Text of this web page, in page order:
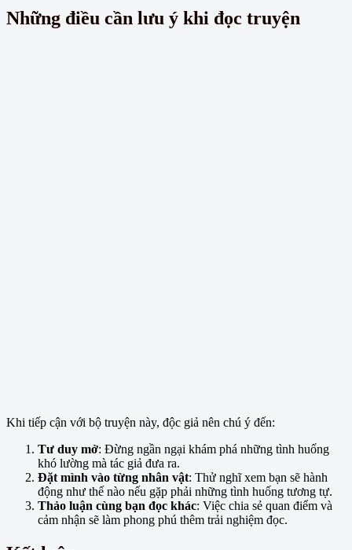
Những điều cần lưu ý khi đọc truyện
Khi tiếp cận với bộ truyện này, độc giả nên chú ý đến:
Tư duy mở: Đừng ngần ngại khám phá những tình huống
khó lường mà tác giả đưa ra.
Đặt mình vào từng nhân vật: Thử nghĩ xem bạn sẽ hành
động như thế nào nếu gặp phải những tình huống tương tự.
Thảo luận cùng bạn đọc khác: Việc chia sẻ quan điểm và
cảm nhận sẽ làm phong phú thêm trải nghiệm đọc.